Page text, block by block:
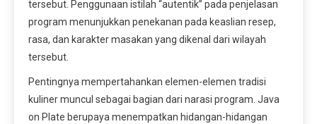
tersebut. Penggunaan istilah “autentik” pada penjelasan
program menunjukkan penekanan pada keaslian resep,
rasa, dan karakter masakan yang dikenal dari wilayah
tersebut.
Pentingnya mempertahankan elemen-elemen tradisi
kuliner muncul sebagai bagian dari narasi program. Java
on Plate berupaya menempatkan hidangan-hidangan